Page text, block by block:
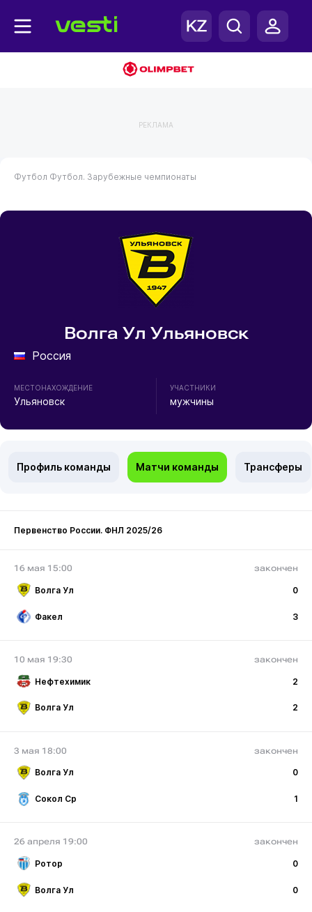
РЕКЛАМА
Футбол Футбол. Зарубежные чемпионаты
Волга Ул Ульяновск
Россия
МЕСТОНАХОЖДЕНИЕ
Ульяновск
УЧАСТНИКИ
мужчины
Профиль команды Матчи команды Трансферы
Первенство России. ФНЛ 2025/26
16 мая 15:00 закончен
Волга Ул 0
Факел 3
10 мая 19:30 закончен
Нефтехимик 2
Волга Ул 2
3 мая 18:00 закончен
Волга Ул 0
Сокол Ср 1
26 апреля 19:00 закончен
Ротор 0
Волга Ул 0